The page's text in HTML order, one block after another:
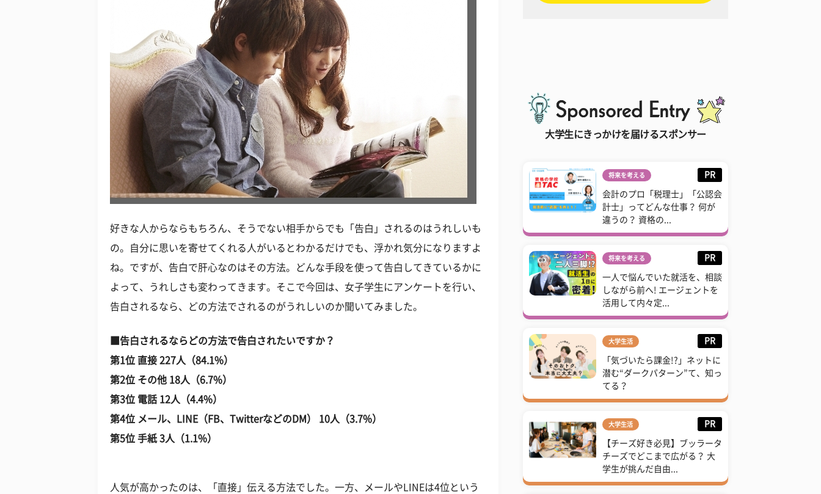
好きな人からならもちろん、そうでない相手からでも「告白」されるのはうれしいも
の。自分に思いを寄せてくれる人がいるとわかるだけでも、浮かれ気分になりますよ
ね。ですが、告白で肝心なのはその方法。どんな手段を使って告白してきているかに
よって、うれしさも変わってきます。そこで今回は、女子学生にアンケートを行い、
告白されるなら、どの方法でされるのがうれしいのか聞いてみました。
■告白されるならどの方法で告白されたいですか？
第1位 直接 227人（84.1%）
第2位 その他 18人（6.7%）
第3位 電話 12人（4.4%）
第4位 メール、LINE（FB、TwitterなどのDM） 10人（3.7%）
第5位 手紙 3人（1.1%）
人気が高かったのは、「直接」伝える方法でした。一方、メールやLINEは4位という
大学生にきっかけを届けるスポンサー
将来を考える PR
会計のプロ「税理士」「公認会
計士」ってどんな仕事？ 何が
違うの？ 資格の...
将来を考える PR
一人で悩んでいた就活を、相談
しながら前へ! エージェントを
活用して内々定...
大学生活 PR
「気づいたら課金!?」ネットに
潜む“ダークパターン”て、知っ
てる？
大学生活 PR
【チーズ好き必見】ブッラータ
チーズでどこまで広がる？ 大
学生が挑んだ自由...